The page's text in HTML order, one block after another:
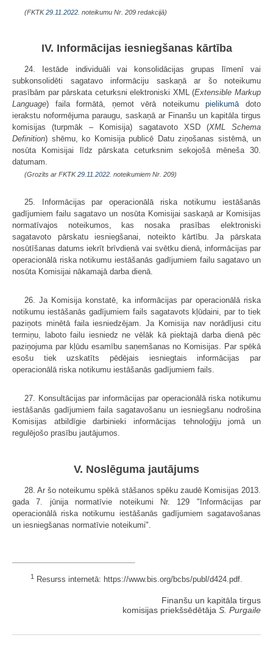
(FKTK29.11.2022. noteikumu Nr. 209 redakcijā)
IV. Informācijas iesniegšanas kārtība
24. Iestāde individuāli vai konsolidācijas grupas līmenī vai
subkonsolidēti sagatavo informāciju saskaņā ar šo noteikumu
prasībām par pārskata ceturksni elektroniski XML (Extensible Markup
Language) faila formātā, ņemot vērā noteikumupielikumā doto
ierakstu noformējuma paraugu, saskaņā ar Finanšu un kapitāla tirgus
komisijas (turpmāk – Komisija) sagatavoto XSD (XML Schema
Definition) shēmu, ko Komisija publicē Datu ziņošanas sistēmā, un
nosūta Komisijai līdz pārskata ceturksnim sekojošā mēneša 30.
datumam.
(Grozīts ar FKTK29.11.2022. noteikumiem Nr. 209)
25. Informācijas par operacionālā riska notikumu iestāšanās
gadījumiem failu sagatavo un nosūta Komisijai saskaņā ar Komisijas
normatīvajos noteikumos, kas nosaka prasības elektroniski
sagatavoto pārskatu iesniegšanai, noteikto kārtību. Ja pārskata
nosūtīšanas datums iekrīt brīvdienā vai svētku dienā, informācijas par
operacionālā riska notikumu iestāšanās gadījumiem failu sagatavo un
nosūta Komisijai nākamajā darba dienā.
26. Ja Komisija konstatē, ka informācijas par operacionālā riska
notikumu iestāšanās gadījumiem fails sagatavots kļūdaini, par to tiek
paziņots minētā faila iesniedzējam. Ja Komisija nav norādījusi citu
termiņu, laboto failu iesniedz ne vēlāk kā piektajā darba dienā pēc
paziņojuma par kļūdu esamību saņemšanas no Komisijas. Par spēkā
esošu tiek uzskatīts pēdējais iesniegtais informācijas par
operacionālā riska notikumu iestāšanās gadījumiem fails.
27. Konsultācijas par informācijas par operacionālā riska notikumu
iestāšanās gadījumiem faila sagatavošanu un iesniegšanu nodrošina
Komisijas atbildīgie darbinieki informācijas tehnoloģiju jomā un
regulējošo prasību jautājumos.
V. Noslēguma jautājums
28. Ar šo noteikumu spēkā stāšanos spēku zaudē Komisijas 2013.
gada 7. jūnija normatīvie noteikumi Nr. 129 "Informācijas par
operacionālā riska notikumu iestāšanās gadījumiem sagatavošanas
un iesniegšanas normatīvie noteikumi".
1 Resurss internetā: https://www.bis.org/bcbs/publ/d424.pdf.
Finanšu un kapitāla tirgus
komisijas priekšsēdētāja S. Purgaile